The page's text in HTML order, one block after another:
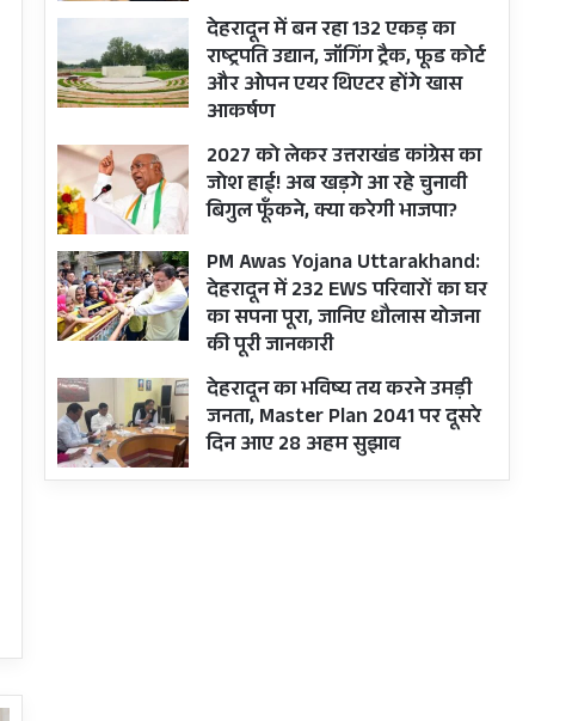
देहरादून में बन रहा 132 एकड़ का
राष्ट्रपति उद्यान, जॉगिंग ट्रैक, फूड कोर्ट
और ओपन एयर थिएटर होंगे खास
आकर्षण
2027 को लेकर उत्तराखंड कांग्रेस का
जोश हाई! अब खड़गे आ रहे चुनावी
बिगुल फूँकने, क्या करेगी भाजपा?
PM Awas Yojana Uttarakhand:
देहरादून में 232 EWS परिवारों का घर
का सपना पूरा, जानिए धौलास योजना
की पूरी जानकारी
देहरादून का भविष्य तय करने उमड़ी
जनता, Master Plan 2041 पर दूसरे
दिन आए 28 अहम सुझाव